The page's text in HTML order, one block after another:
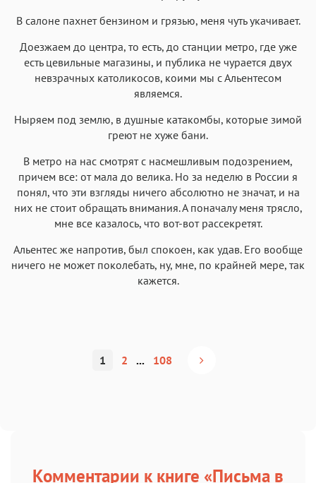
В салоне пахнет бензином и грязью, меня чуть укачивает.
Доезжаем до центра, то есть, до станции метро, где уже
есть цевильные магазины, и публика не чурается двух
невзрачных католикосов, коими мы с Альентесом
являемся.
Ныряем под землю, в душные катакомбы, которые зимой
греют не хуже бани.
В метро на нас смотрят с насмешливым подозрением,
причем все: от мала до велика. Но за неделю в России я
понял, что эти взгляды ничего абсолютно не значат, и на
них не стоит обращать внимания. А поначалу меня трясло,
мне все казалось, что вот-вот рассекретят.
Альентес же напротив, был спокоен, как удав. Его вообще
ничего не может поколебать, ну, мне, по крайней мере, так
кажется.
1 2 ... 108
Комментарии к книге «Письма в